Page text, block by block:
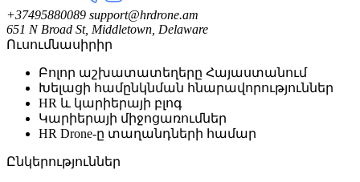
+37495880089 support@hrdrone.am
651 N Broad St, Middletown, Delaware
Ուսումնասիրիր
Բոլոր աշխատատեղերը Հայաստանում
Խելացի համընկնման հնարավորություններ
HR և կարիերայի բլոգ
Կարիերայի միջոցառումներ
HR Drone-ը տաղանդների համար
Ընկերություններ